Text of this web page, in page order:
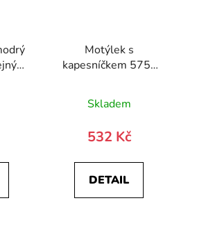
Motýlek s
kapesníčkem 575-
Skladem
532 Kč
DETAIL